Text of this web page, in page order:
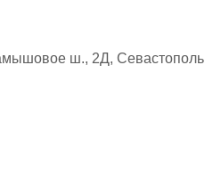
ш., 2Д, Севастополь